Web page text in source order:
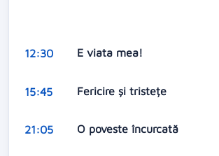
12:30 E viata mea!
15:45 Fericire și tristețe
21:05 O poveste încurcată